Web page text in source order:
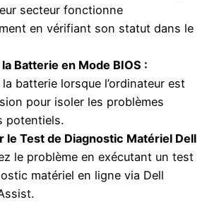
secteur fonctionne
en vérifiant son statut dans le
Batterie en Mode BIOS :
batterie lorsque l’ordinateur est
pour isoler les problèmes
potentiels.
le Test de Diagnostic Matériel Dell
le problème en exécutant un test
matériel en ligne via Dell